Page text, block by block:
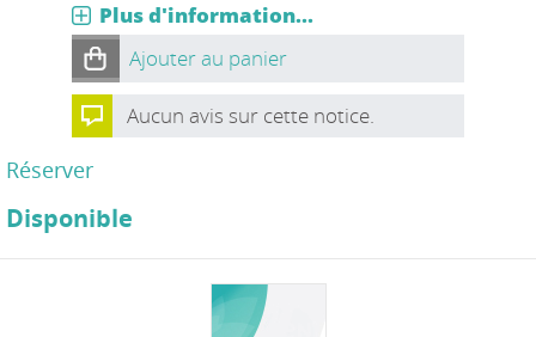
Plus d'information...
Ajouter au panier
Aucun avis sur cette notice.
Réserver
Disponible